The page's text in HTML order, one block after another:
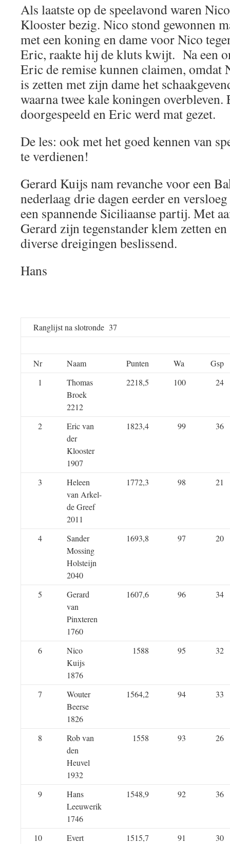
Als laatste op de speelavond waren
Klooster bezig. Nico stond gewonnen
met een koning en dame voor Nico
Eric, raakte hij de kluts kwijt. Na een
Eric de remise kunnen claimen, omdat
is zetten met zijn dame het
waarna twee kale koningen overbleven.
doorgespeeld en Eric werd mat gezet.
De les: ook met het goed kennen van
te verdienen!
Gerard Kuijs nam revanche voor een
nederlaag drie dagen eerder en
een spannende Siciliaanse partij. Met
Gerard zijn tegenstander klem zetten
diverse dreigingen beslissend.
Hans
Ranglijst na slotronde 37
Nr Naam Punten Wa
Gsp
1
Thomas
Broek
2212
2218,5 100 24
2
Eric van
der
Klooster
1907
1823,4 99 36
3
Heleen
van Arkel-
de Greef
2011
1772,3 98 21
4
Sander
Mossing
Holsteijn
2040
1693,8 97 20
5
Gerard
van
Pinxteren
1760
1607,6 96 34
6
Nico
Kuijs
1876
1588 95 32
7
Wouter
Beerse
1826
1564,2 94 33
8
Rob van
den
Heuvel
1932
1558 93 26
9
Hans
Leeuwerik
1746
1548,9 92 36
10
Evert
1515,7 91 30